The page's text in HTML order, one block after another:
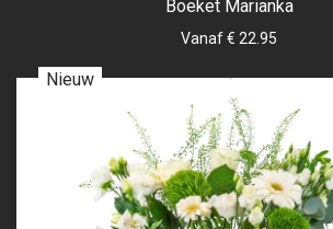
Boeket Marianka
Vanaf € 22.95
Nieuw